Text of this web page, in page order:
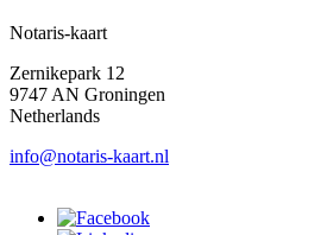
Notaris-kaart
Zernikepark 12
9747 AN Groningen
Netherlands
info@notaris-kaart.nl